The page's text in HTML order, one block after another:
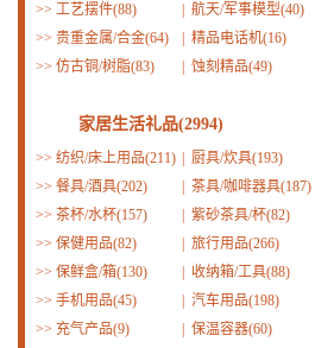
>> 工艺摆件(88)
航天/军事模型(40)
>> 贵重金属/合金(64)
精品电话机(16)
>> 仿古铜/树脂(83) 蚀刻精品(49)
家居生活礼品(2994)
>> 纺织/床上用品(211)
厨具/炊具(193)
>> 餐具/酒具(202)
茶具/咖啡器具(187)
>> 茶杯/水杯(157)
紫砂茶具/杯(82)
>> 保健用品(82)
旅行用品(266)
>> 保鲜盒/箱(130)
收纳箱/工具(88)
>> 手机用品(45)
汽车用品(198)
>> 充气产品(9)
保温容器(60)